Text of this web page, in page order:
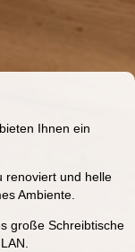
Ihnen ein
renoviert und helle
Ambiente.
große Schreibtische